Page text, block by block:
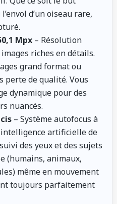
d’un oiseau rare,
Mpx – Résolution
riches en détails.
grand format ou
perte de qualité. Vous
dynamique pour des
nuancés.
– Système autofocus à
artificielle de
des yeux et des sujets
(humains, animaux,
même en mouvement
toujours parfaitement